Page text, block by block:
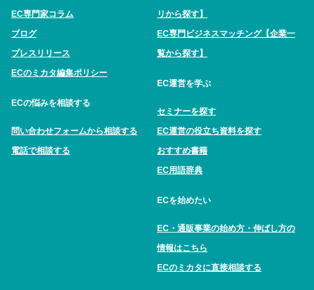
EC専門家コラム
ブログ
プレスリリース
ECのミカタ編集ポリシー
ECの悩みを相談する
問い合わせフォームから相談する
電話で相談する
リから探す】
EC専門ビジネスマッチング【企業一
覧から探す】
EC運営を学ぶ
セミナーを探す
EC運営の役立ち資料を探す
おすすめ書籍
EC用語辞典
ECを始めたい
EC・通販事業の始め方・伸ばし方の
情報はこちら
ECのミカタに直接相談する